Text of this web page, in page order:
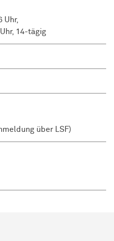
Uhr,
14-tägig
über LSF)